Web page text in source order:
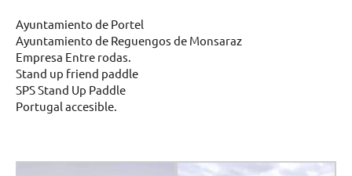
Ayuntamiento de Portel
Ayuntamiento de Reguengos de Monsaraz
Empresa Entre rodas.
Stand up friend paddle
SPS Stand Up Paddle
Portugal accesible.